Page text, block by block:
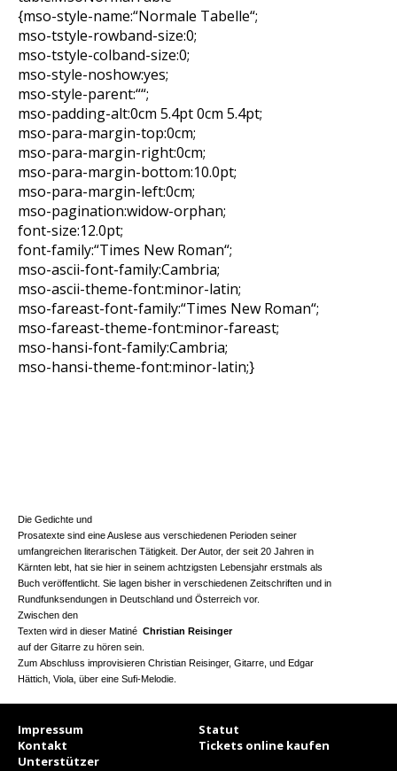
{mso-style-name:“Normale Tabelle“;
mso-tstyle-rowband-size:0;
mso-tstyle-colband-size:0;
mso-style-noshow:yes;
mso-style-parent:““;
mso-padding-alt:0cm 5.4pt 0cm 5.4pt;
mso-para-margin-top:0cm;
mso-para-margin-right:0cm;
mso-para-margin-bottom:10.0pt;
mso-para-margin-left:0cm;
mso-pagination:widow-orphan;
font-size:12.0pt;
font-family:“Times New Roman“;
mso-ascii-font-family:Cambria;
mso-ascii-theme-font:minor-latin;
mso-fareast-font-family:“Times New Roman“;
mso-fareast-theme-font:minor-fareast;
mso-hansi-font-family:Cambria;
mso-hansi-theme-font:minor-latin;}
Die Gedichte und
Prosatexte sind eine Auslese aus verschiedenen Perioden seiner
umfangreichen literarischen Tätigkeit. Der Autor, der seit 20 Jahren in
Kärnten lebt, hat sie hier in seinem achtzigsten Lebensjahr erstmals als
Buch veröffentlicht. Sie lagen bisher in verschiedenen Zeitschriften und in
Rundfunksendungen in Deutschland und Österreich vor.
Zwischen den
Texten wird in dieser Matiné Christian Reisinger
auf der Gitarre zu hören sein.
Zum Abschluss improvisieren Christian Reisinger, Gitarre, und Edgar
Hättich, Viola, über eine Sufi-Melodie.
Impressum
Statut
Kontakt
Tickets online kaufen
Unterstützer